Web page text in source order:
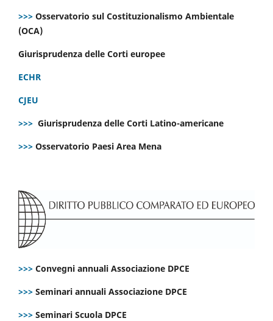
>>> Osservatorio sul Costituzionalismo Ambientale
(OCA)
Giurisprudenza delle Corti europee
ECHR
CJEU
>>> Giurisprudenza delle Corti Latino-americane
>>> Osservatorio Paesi Area Mena
>>> Convegni annuali Associazione DPCE
>>> Seminari annuali Associazione DPCE
>>> Seminari Scuola DPCE